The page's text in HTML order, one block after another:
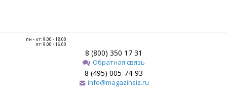
пн - чт: 9.00 - 18.00
пт: 9.00 - 16.00
8 (800) 350 17 31
Обратная связь
8 (495) 005-74-93
info@magazinsiz.ru